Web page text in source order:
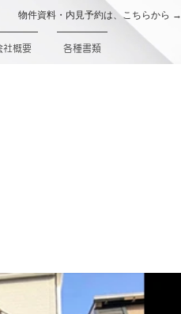
物件資料・内見予約は、こちらから →
社概要 各種書類